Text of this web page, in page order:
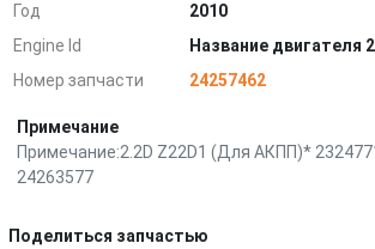
Год
2010
Engine Id
Название двигателя
Номер запчасти
24257462
Примечание
Примечание:2.2D Z22D1 (Для АКПП)*
24263577
Поделиться запчастью